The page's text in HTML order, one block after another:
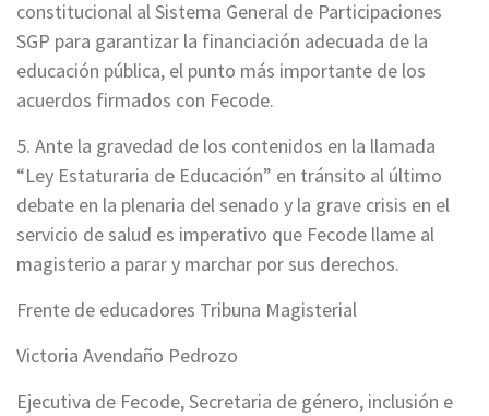
constitucional al Sistema General de Participaciones
SGP para garantizar la financiación adecuada de la
educación pública, el punto más importante de los
acuerdos firmados con Fecode.
5. Ante la gravedad de los contenidos en la llamada
“Ley Estaturaria de Educación” en tránsito al último
debate en la plenaria del senado y la grave crisis en el
servicio de salud es imperativo que Fecode llame al
magisterio a parar y marchar por sus derechos.
Frente de educadores Tribuna Magisterial
Victoria Avendaño Pedrozo
Ejecutiva de Fecode, Secretaria de género, inclusión e